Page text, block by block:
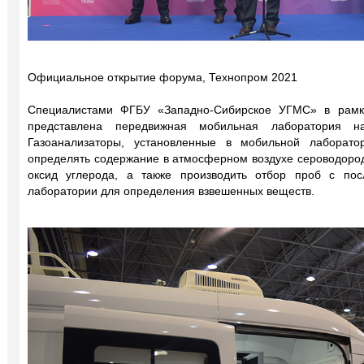
Официальное открытие форума, Технопром 2021
Специалистами ФГБУ «Западно-Сибирское УГМС» в
представлена передвижная мобильная
Газоанализаторы, установленные в мобильной
определять содержание в атмосферном воздухе
оксид углерода, а также производить отбор проб с
лаборатории для определения взвешенных веществ.